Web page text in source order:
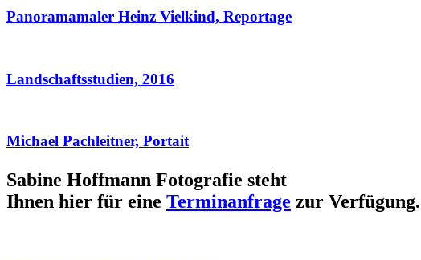
Panoramamaler Heinz Vielkind, Reportage
Landschaftsstudien, 2016
Michael Pachleitner, Portait
Sabine Hoffmann Fotografie steht
Ihnen hier für eine Terminanfrage zur Verfügung.